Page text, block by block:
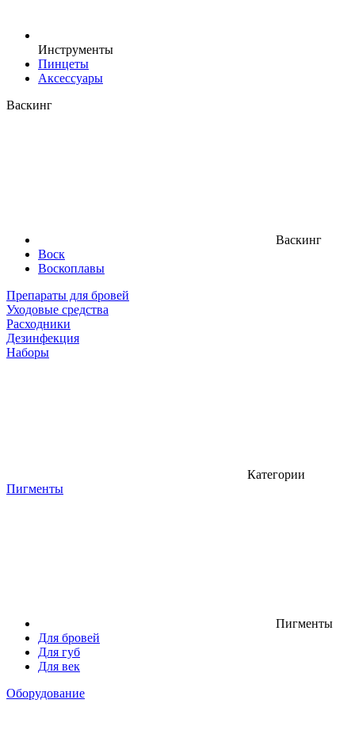
Инструменты
Пинцеты
Аксессуары
Васкинг
Васкинг
Воск
Воскоплавы
Препараты для бровей
Уходовые средства
Расходники
Дезинфекция
Наборы
Категории
Пигменты
Пигменты
Для бровей
Для губ
Для век
Оборудование